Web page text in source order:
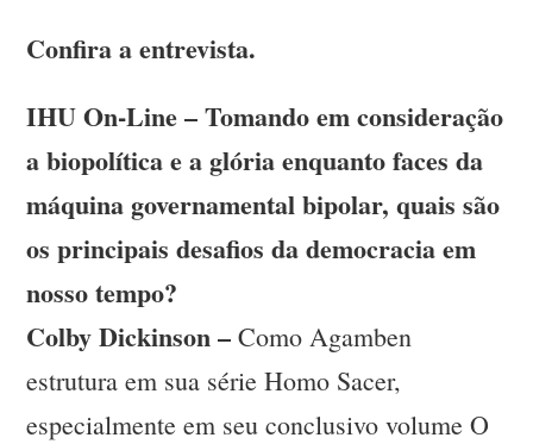
Confira a entrevista.
IHU On-Line – Tomando em consideração
a biopolítica e a glória enquanto faces da
máquina governamental bipolar, quais são
os principais desafios da democracia em
nosso tempo?
Colby Dickinson – Como Agamben
estrutura em sua série Homo Sacer,
especialmente em seu conclusivo volume O